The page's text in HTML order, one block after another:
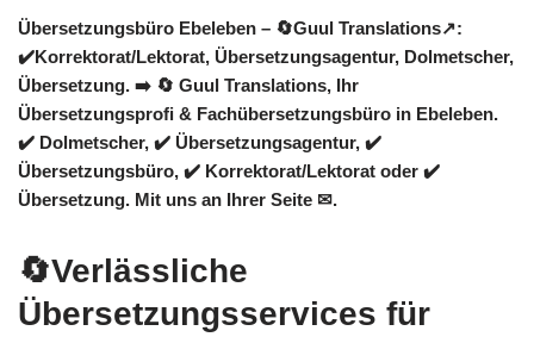
Übersetzungsbüro Ebeleben – 🔄Guul Translations↗️:
✔️Korrektorat/Lektorat, Übersetzungsagentur, Dolmetscher,
Übersetzung. ➡️ 🔄 Guul Translations, Ihr
Übersetzungsprofi & Fachübersetzungsbüro in Ebeleben.
✔️ Dolmetscher, ✔️ Übersetzungsagentur, ✔️
Übersetzungsbüro, ✔️ Korrektorat/Lektorat oder ✔️
Übersetzung. Mit uns an Ihrer Seite ✉.
🔄Verlässliche
Übersetzungsservices für